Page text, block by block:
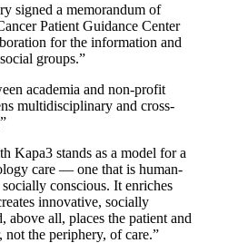
signed a memorandum of
Patient Guidance Center
for the information and
groups.”
academia and non-profit
multidisciplinary and cross-
Kapa3 stands as a model for a
care — one that is human-
conscious. It enriches
innovative, socially
above all, places the patient and
not the periphery, of care.”